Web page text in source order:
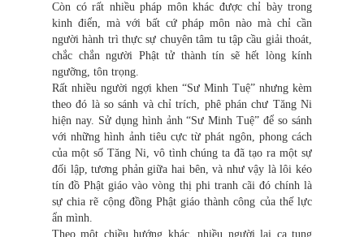
Còn có rất nhiều pháp môn khác được chỉ bày trong
kinh điển, mà với bất cứ pháp môn nào mà chỉ cần
người hành trì thực sự chuyên tâm tu tập cầu giải thoát,
chắc chắn người Phật tử thành tín sẽ hết lòng kính
ngưỡng, tôn trọng.
Rất nhiều người ngợi khen “Sư Minh Tuệ” nhưng kèm
theo đó là so sánh và chỉ trích, phê phán chư Tăng Ni
hiện nay. Sử dụng hình ảnh “Sư Minh Tuệ” để so sánh
với những hình ảnh tiêu cực từ phát ngôn, phong cách
của một số Tăng Ni, vô tình chúng ta đã tạo ra một sự
đối lập, tương phản giữa hai bên, và như vậy là lôi kéo
tín đồ Phật giáo vào vòng thị phi tranh cãi đó chính là
sự chia rẽ cộng đồng Phật giáo thành công của thế lực
ẩn mình.
Theo một chiều hướng khác, nhiều người lại ca tụng